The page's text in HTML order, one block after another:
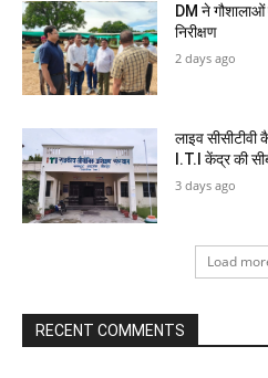
DM ने
निरीक्षण
2 days ago
लाइव सीसीटीवी
I.T.I केंद्र की
3 days ago
Load
RECENT COMMENTS